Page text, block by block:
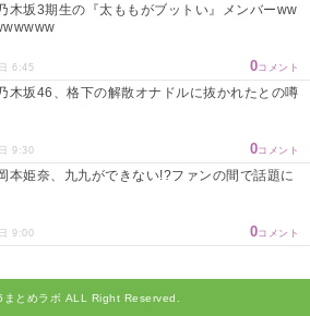
木坂3期生の『太ももがブットい』メンバーww
6:45 0コメント
木坂46、格下の解散オナドルに抜かれたとの噂
9:30 0コメント
本姫奈、九九ができない!?ファンの間で話題に
9:00 0コメント
まとめラボ ALL Right Reserved.